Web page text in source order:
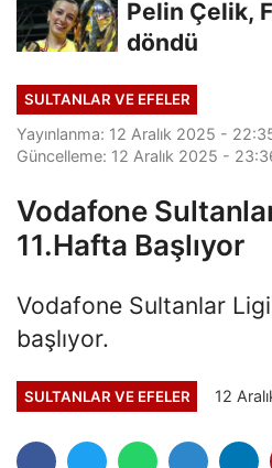
Pelin Çelik,
döndü
SULTANLAR VE EFELER
Yayınlanma: 12 Aralık 2025 -
Güncelleme: 12 Aralık 2025 -
Vodafone
11.Hafta Başlıyor
Vodafone Sultanlar
başlıyor.
SULTANLAR VE EFELER 12